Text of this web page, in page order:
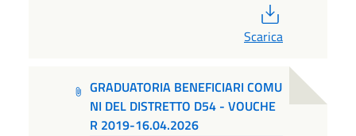
Scarica
GRADUATORIA BENEFICIARI COMU
NI DEL DISTRETTO D54 - VOUCHE
R 2019-16.04.2026